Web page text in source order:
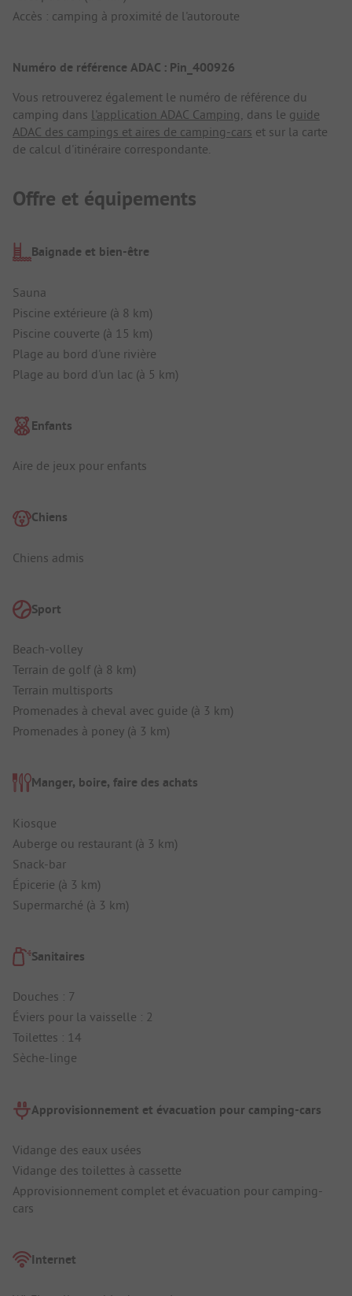
Accès : camping à proximité de l'autoroute
Numéro de référence ADAC : Pin_400926
Vous retrouverez également le numéro de référence du
camping dans l'application ADAC Camping , dans le guide
ADAC des campings et aires de camping-cars et sur la carte
de calcul d'itinéraire correspondante.
Offre et équipements
Baignade et bien-être
Sauna
Piscine extérieure (à 8 km)
Piscine couverte (à 15 km)
Plage au bord d'une rivière
Plage au bord d'un lac (à 5 km)
Enfants
Aire de jeux pour enfants
Chiens
Chiens admis
Sport
Beach-volley
Terrain de golf (à 8 km)
Terrain multisports
Promenades à cheval avec guide (à 3 km)
Promenades à poney (à 3 km)
Manger, boire, faire des achats
Kiosque
Auberge ou restaurant (à 3 km)
Snack-bar
Épicerie (à 3 km)
Supermarché (à 3 km)
Sanitaires
Douches : 7
Éviers pour la vaisselle : 2
Toilettes : 14
Sèche-linge
Approvisionnement et évacuation pour camping-cars
Vidange des eaux usées
Vidange des toilettes à cassette
Approvisionnement complet et évacuation pour camping-
cars
Internet